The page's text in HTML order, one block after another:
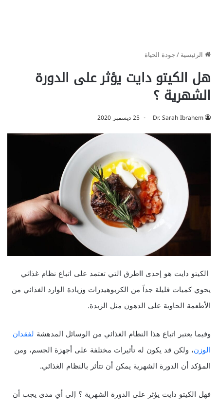
الرئيسية/جودة الحياة
هل الكيتو دايت يؤثر على الدورة
الشهرية ؟
Dr. Sarah Ibrahem 25 ديسمبر 2020
الكيتو دايت هو إحدى ااطرق التي تعتمد على اتباع نظام غذائي
يحوي كميات قليلة جداً من الكربوهيدرات وزيادة الوارد الغذائي من
الأطعمة الحاوية على الدهون مثل الزبدة.
وفيما يعتبر اتباع هذا النظام الغذائي من الوسائل المدهشة لفقدان
الوزن، ولكن قد يكون له تأثيرات مختلفة على أجهزة الجسم، ومن
المؤكد أن الدورة الشهرية يمكن أن تتأثر بالنظام الغذائي.
فهل الكيتو دايت يؤثر على الدورة الشهرية ؟ إلى أي مدى يجب أن